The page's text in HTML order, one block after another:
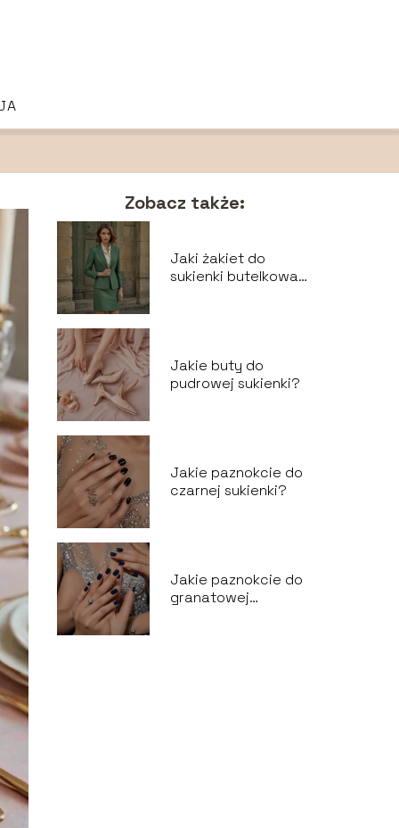
Zobacz także:
Jaki żakiet do
sukienki butelkowa
Jakie buty do
pudrowej sukienki?
Jakie paznokcie do
czarnej sukienki?
Jakie paznokcie do
granatowej